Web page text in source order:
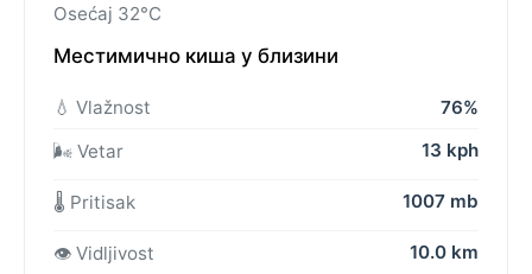
Osećaj 32°C
Местимично киша у близини
💧 Vlažnost
76%
🌬️ Vetar
13 kph
🌡️ Pritisak 1007 mb
👁️ Vidljivost 10.0 km